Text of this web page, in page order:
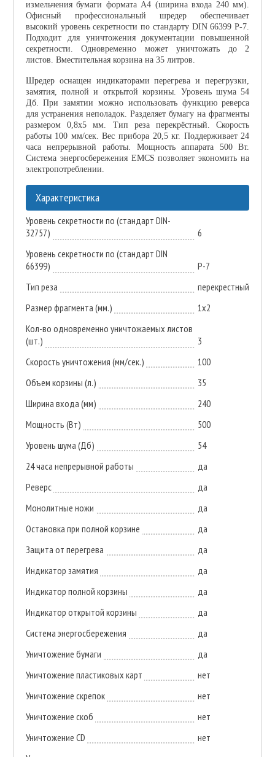
измельчения бумаги формата А4 (ширина входа 240 мм).
Офисный профессиональный шредер обеспечивает
высокий уровень секретности по стандарту DIN 66399 Р-7.
Подходит для уничтожения документации повышенной
секретности. Одновременно может уничтожать до 2
листов. Вместительная корзина на 35 литров.
Шредер оснащен индикаторами перегрева и перегрузки,
замятия, полной и открытой корзины. Уровень шума 54
Дб. При замятии можно использовать функцию реверса
для устранения неполадок. Разделяет бумагу на фрагменты
размером 0,8x5 мм. Тип реза перекрёстный. Скорость
работы 100 мм/сек. Вес прибора 20,5 кг. Поддерживает 24
часа непрерывной работы. Мощность аппарата 500 Вт.
Система энергосбережения EMCS позволяет экономить на
электропотреблении.
Характеристика
Уровень секретности по (стандарт DIN-
32757)
6
Уровень секретности по (стандарт DIN
66399)
Р-7
Тип реза
перекрестный
Размер фрагмента (мм.)
1x2
Кол-во одновременно уничтожаемых листов
(шт.)
3
Скорость уничтожения (мм/сек.)
100
Объем корзины (л.)
35
Ширина входа (мм)
240
Мощность (Вт)
500
Уровень шума (Дб)
54
24 часа непрерывной работы
да
Реверс
да
Монолитные ножи
да
Остановка при полной корзине
да
Защита от перегрева
да
Индикатор замятия
да
Индикатор полной корзины
да
Индикатор открытой корзины
да
Система энергосбережения
да
Уничтожение бумаги
да
Уничтожение пластиковых карт
нет
Уничтожение скрепок
нет
Уничтожение скоб
нет
Уничтожение CD
нет